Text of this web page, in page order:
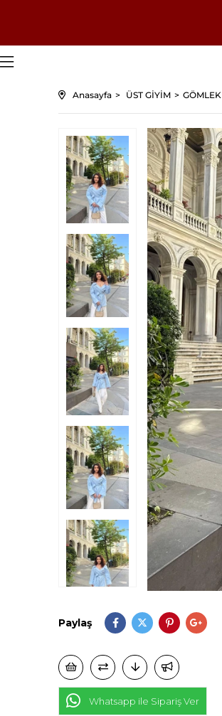
Anasayfa ÜST GİYİM GÖMLEK
Paylaş
Whatsapp ile Sipariş Ver